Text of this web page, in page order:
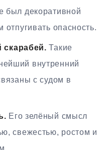
был декоративной
опасность.
Такие
внутренний
с судом в
Его зелёный смысл
свежестью, ростом и